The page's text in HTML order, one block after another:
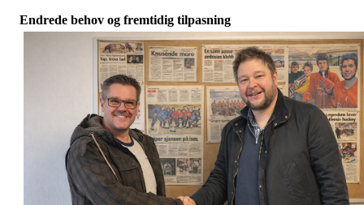
Endrede behov og fremtidig tilpasning